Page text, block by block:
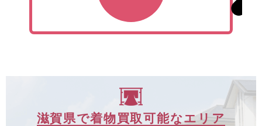
滋賀県で着物買取可能なエリア